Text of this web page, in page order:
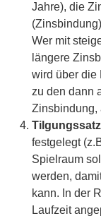
Jahre), die
Wer mit
längere
wird über die
zu den dann
Zinsbindung,
Tilgungssatz
festgelegt
Spielraum
werden,
kann. In der
Laufzeit